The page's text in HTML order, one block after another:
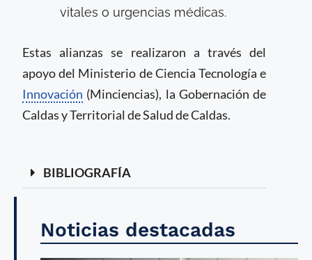
vitales o urgencias médicas.
Estas alianzas se realizaron a través del
apoyo del Ministerio de Ciencia Tecnología e
Innovación (Minciencias), la Gobernación de
Caldas y Territorial de Salud de Caldas.
BIBLIOGRAFÍA
Noticias destacadas